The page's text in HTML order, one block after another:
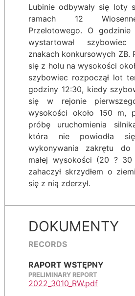
Lubinie odbywały się loty
ramach 12
Przelotowego. O
wystartował
znakach konkursowych ZB.
się z holu na wysokości
szybowiec rozpoczął lot
godziny 12:30, kiedy
się w rejonie
wysokości około 150 m,
próbę uruchomienia
która nie powiodła
wykonywania zakrętu do
małej wysokości (20 ?
zahaczył skrzydłem o
się z nią zderzył.
DOKUMENTY
RECORDS
RAPORT WSTĘPNY
PRELIMINARY REPORT
2022_3010_RW.pdf